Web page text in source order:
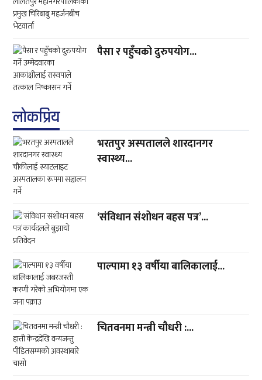
पैसा र पहुँचको दुरुपयोग...
लाेकप्रिय
भरतपुर अस्पतालले शारदानगर
स्वास्थ्य...
‘संविधान संशोधन बहस पत्र’...
पाल्पामा १३ वर्षीया बालिकालाई...
चितवनमा मन्त्री चौधरी :...